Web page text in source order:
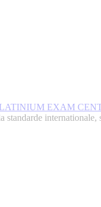
EXAM
internationale,